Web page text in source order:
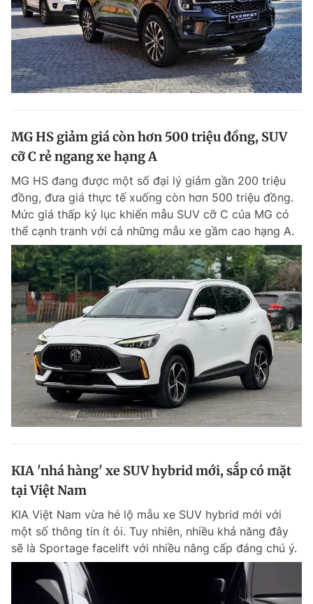
MG HS giảm giá còn hơn 500 triệu đồng, SUV
cỡ C rẻ ngang xe hạng A
MG HS đang được một số đại lý giảm gần 200 triệu
đồng, đưa giá thực tế xuống còn hơn 500 triệu đồng.
Mức giá thấp kỷ lục khiến mẫu SUV cỡ C của MG có
thể cạnh tranh với cả những mẫu xe gầm cao hạng A.
KIA 'nhá hàng' xe SUV hybrid mới, sắp có mặt
tại Việt Nam
KIA Việt Nam vừa hé lộ mẫu xe SUV hybrid mới với
một số thông tin ít ỏi. Tuy nhiên, nhiều khả năng đây
sẽ là Sportage facelift với nhiều nâng cấp đáng chú ý.